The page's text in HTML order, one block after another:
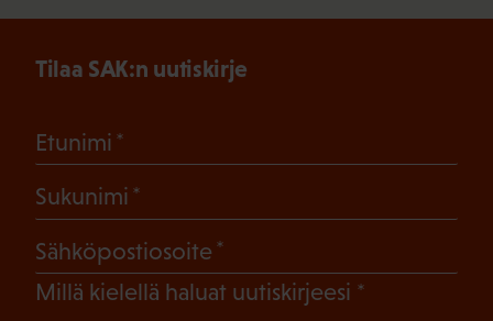
Tilaa SAK:n uutiskirje
Etunimi
Sukunimi
Sähköpostiosoite
Millä kielellä haluat uutiskirjeesi (Pakollinen)